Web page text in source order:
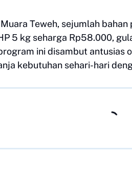
Teweh, sejumlah
5 kg seharga Rp58.000,
ini disambut antusias
kebutuhan sehari-hari